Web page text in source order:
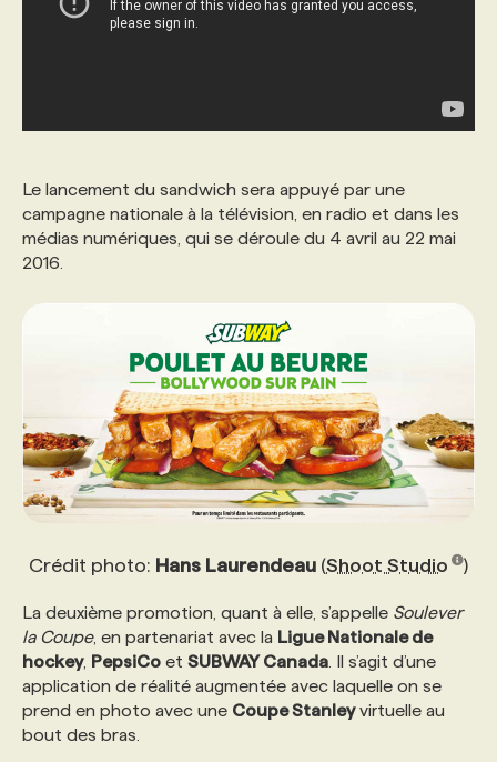
ANNONCEZ AVEC NOUS
Le lancement du sandwich sera appuyé par une
campagne nationale à la télévision, en radio et dans les
médias numériques, qui se déroule du 4 avril au 22 mai
2016.
Crédit photo: Hans Laurendeau (Shoot Studio )
La deuxième promotion, quant à elle, s’appelle Soulever
la Coupe, en partenariat avec la Ligue Nationale de
hockey, PepsiCo et SUBWAY Canada . Il s’agit d’une
application de réalité augmentée avec laquelle on se
prend en photo avec une Coupe Stanleyvirtuelle au
bout des bras.